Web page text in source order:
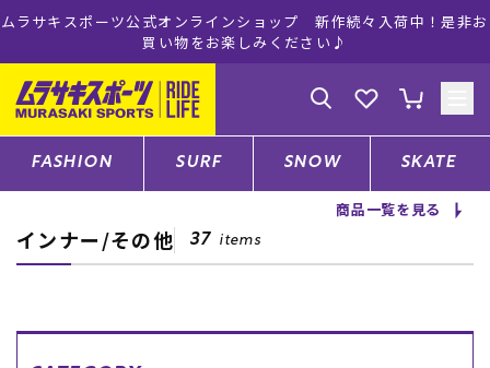
ムラサキスポーツ公式オンラインショップ 新作続々入荷中！是非お
買い物をお楽しみください♪
ゲスト様
ログイン 会員登録
店舗一覧
CATEGORY
FASHION SURF SNOW SKATE
商品一覧を見る
インナー/その他 37 items